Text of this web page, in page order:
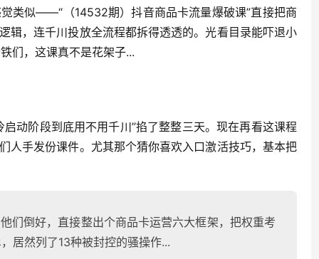
类似——“（14532期）抖音商品卡流量爆破课”直接把商
辑，连千川投放全流程都拆得透透的。光看目录能吓退小
们，这课真不是花架子...
动阶段到底用不用千川”掐了整整三天。现在再看这课程
人手发份课件。尤其那个猜你喜欢入口激活技巧，基本把
们倒好，直接整出个商品卡运营六大框架，把权重考
居然列了13种被封控的骚操作...